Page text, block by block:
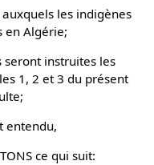
les indigènes
en Algérie;
seront instruites les
1, 2 et 3 du présent
entendu,
ce qui suit: